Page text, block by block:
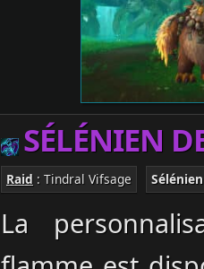
SÉLÉNIEN
Raid : Tindral Vifsage Sélénien
La